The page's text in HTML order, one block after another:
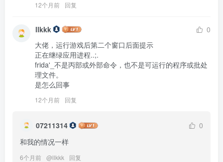
12个月前 回复
llkkk
0
大佬，运行游戏后第二个窗口后面提示
正在继绿应用进程..;.
frida'_不是丙部或外部命令，也不是可运行的程序或批处
理文件。
是怎么回事
12个月前 回复
07211314
0
和我的情况一样
6个月前 @llkkk 回复